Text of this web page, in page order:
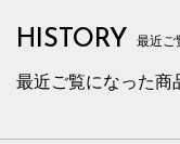
HISTORY 最近ご
最近ご覧になった商